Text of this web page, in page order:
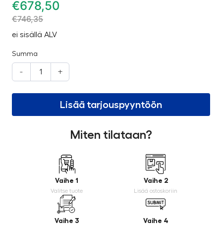
€678,50
€746,35
ei sisällä ALV
Summa
- +
Lisää tarjouspyyntöön
Miten tilataan?
Vaihe 1
Valitse tuote
Vaihe 2
Lisää ostoskoriin
Vaihe 3 Vaihe 4